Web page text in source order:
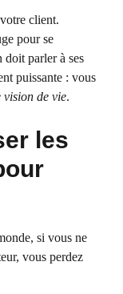
client.
pour se
doit parler à ses
puissante : vous
vision de vie.
les
si vous ne
vous perdez